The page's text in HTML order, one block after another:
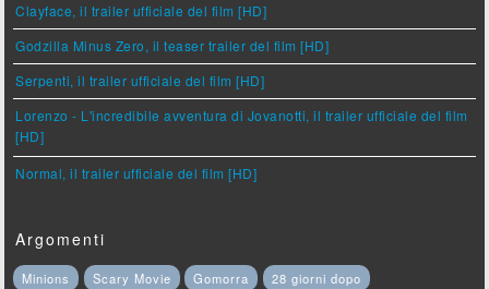
Clayface, il trailer ufficiale del film [HD]
Godzilla Minus Zero, il teaser trailer del film [HD]
Serpenti, il trailer ufficiale del film [HD]
Lorenzo - L'incredibile avventura di Jovanotti, il trailer ufficiale del film
[HD]
Normal, il trailer ufficiale del film [HD]
Argomenti
Minions Scary Movie Gomorra
28 giorni dopo